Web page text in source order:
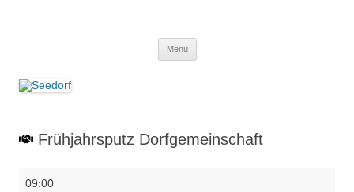
Menü
Frühjahrsputz Dorfgemeinschaft
09:00